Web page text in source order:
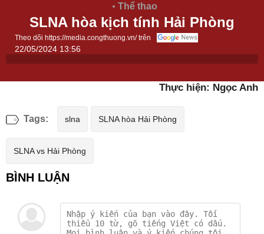
Thể thao
SLNA hòa kịch tính Hải Phòng
Theo dõi https://media.congthuong.vn/ trên
22/05/2024 13:56
Thực hiện: Ngọc Anh
Tags: slna SLNA hòa Hải Phòng
SLNA vs Hải Phòng